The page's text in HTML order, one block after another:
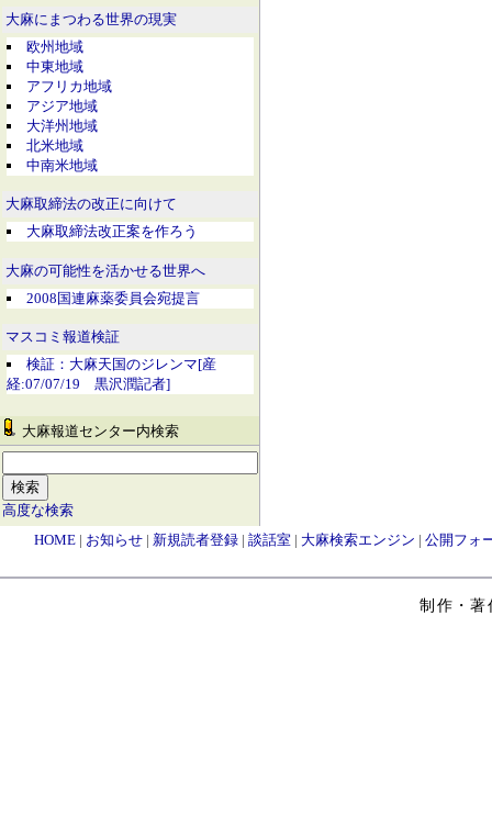
大麻にまつわる世界の現実
欧州地域
中東地域
アフリカ地域
アジア地域
大洋州地域
北米地域
中南米地域
大麻取締法の改正に向けて
大麻取締法改正案を作ろう
大麻の可能性を活かせる世界へ
2008国連麻薬委員会宛提言
マスコミ報道検証
検証：大麻天国のジレンマ[産
経:07/07/19 黒沢潤記者]
大麻報道センター内検索
高度な検索
HOME | お知らせ | 新規読者登録 | 談話室 | 大麻検索エンジン | 公開フォ
制作・